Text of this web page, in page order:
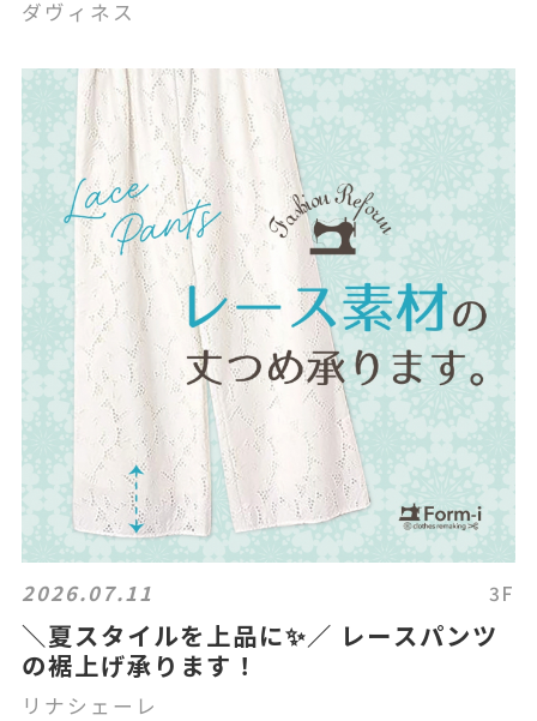
ダヴィネス
2026.07.11 3F
＼夏スタイルを上品に✨／ レースパンツ
の裾上げ承ります！
リナシェーレ